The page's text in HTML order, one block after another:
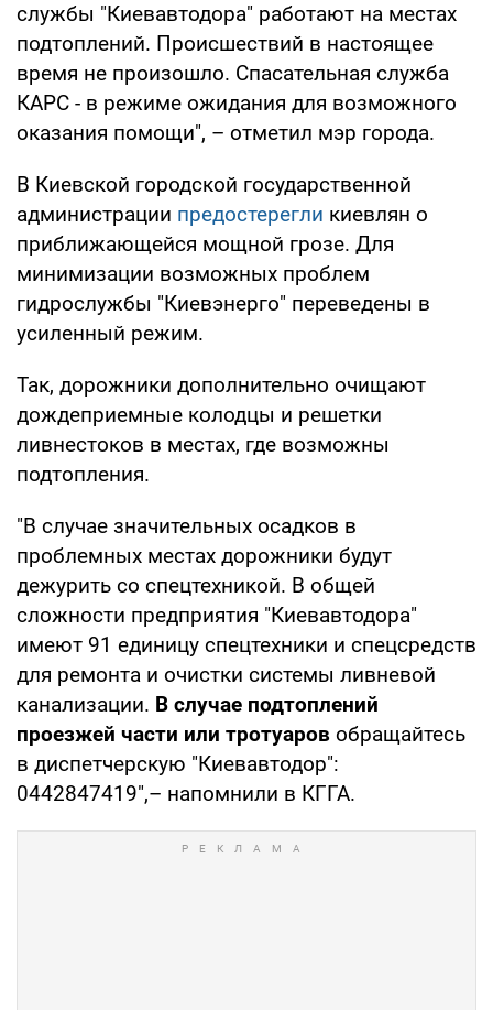
службы "Киевавтодора" работают на местах
подтоплений. Происшествий в настоящее
время не произошло. Спасательная служба
КАРС - в режиме ожидания для возможного
оказания помощи", – отметил мэр города.
В Киевской городской государственной
администрации предостерегли киевлян о
приближающейся мощной грозе. Для
минимизации возможных проблем
гидрослужбы "Киевэнерго" переведены в
усиленный режим.
Так, дорожники дополнительно очищают
дождеприемные колодцы и решетки
ливнестоков в местах, где возможны
подтопления.
"В случае значительных осадков в
проблемных местах дорожники будут
дежурить со спецтехникой. В общей
сложности предприятия "Киевавтодора"
имеют 91 единицу спецтехники и спецсредств
для ремонта и очистки системы ливневой
канализации. В случае подтоплений
проезжей части или тротуаров обращайтесь
в диспетчерскую "Киевавтодор":
0442847419",– напомнили в КГГА.